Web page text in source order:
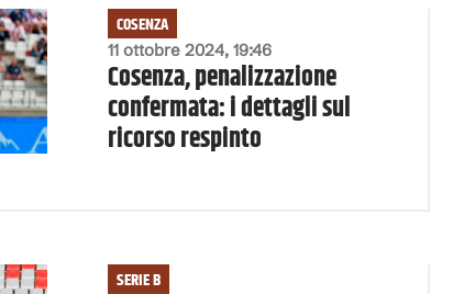
11 ottobre 2024, 19:46
COSENZA
Cosenza, penalizzazione
confermata: i dettagli sul
ricorso respinto
SERIE B